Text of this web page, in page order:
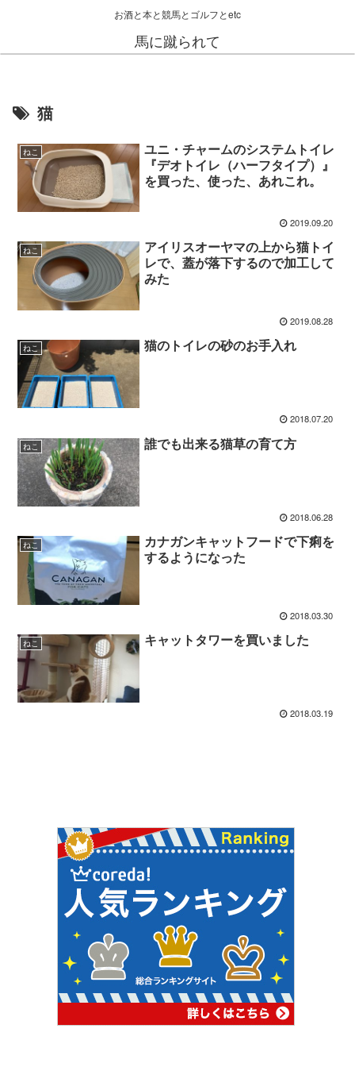
お酒と本と競馬とゴルフとetc
馬に蹴られて
猫
ねこ
ユニ・チャームのシステムトイレ
『デオトイレ（ハーフタイプ）』
を買った、使った、あれこれ。
2019.09.20
ねこ
アイリスオーヤマの上から猫トイ
レで、蓋が落下するので加工して
みた
2019.08.28
ねこ 猫のトイレの砂のお手入れ
2018.07.20
ねこ 誰でも出来る猫草の育て方
2018.06.28
ねこ
カナガンキャットフードで下痢を
するようになった
2018.03.30
ねこ キャットタワーを買いました
2018.03.19